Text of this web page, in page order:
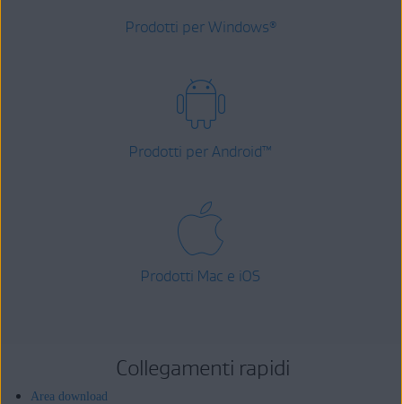
Prodotti per Windows®
Prodotti per Android™
Prodotti Mac e iOS
Collegamenti rapidi
Area download